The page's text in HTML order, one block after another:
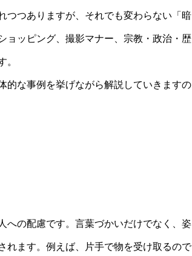
つつありますが、それでも変わらない「暗
ョッピング、撮影マナー、宗教・政治・歴
。
的な事例を挙げながら解説していきますの
への配慮です。言葉づかいだけでなく、姿
れます。例えば、片手で物を受け取るので